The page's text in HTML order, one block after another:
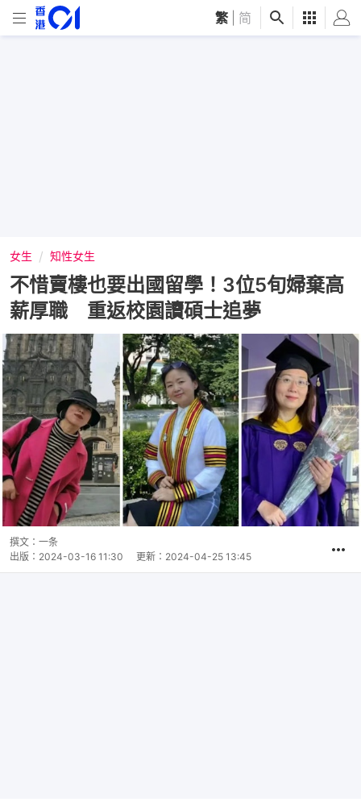
繁 简
女生 知性女生
不惜賣樓也要出國留學！3位5旬婦棄高
薪厚職 重返校園讀碩士追夢
撰文： 一条
出版： 2024-03-16 11:30 更新： 2024-04-25 13:45